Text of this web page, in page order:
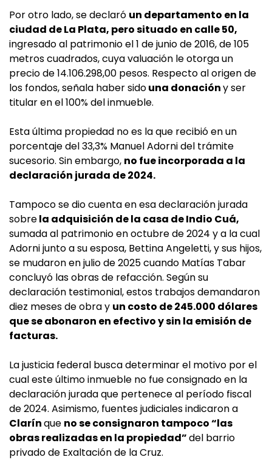
Por otro lado, se declaró un departamento en la
ciudad de La Plata, pero situado en calle 50,
ingresado al patrimonio el 1 de junio de 2016, de 105
metros cuadrados, cuya valuación le otorga un
precio de 14.106.298,00 pesos. Respecto al origen de
los fondos, señala haber sidouna donacióny ser
titular en el 100% del inmueble.
Esta última propiedad no es la que recibió en un
porcentaje del 33,3% Manuel Adorni del trámite
sucesorio. Sin embargo, no fue incorporada a la
declaración jurada de 2024.
Tampoco se dio cuenta en esa declaración jurada
sobrela adquisición de la casa de Indio Cuá,
sumada al patrimonio en octubre de 2024 y a la cual
Adorni junto a su esposa, Bettina Angeletti, y sus hijos,
se mudaron en julio de 2025 cuando Matías Tabar
concluyó las obras de refacción. Según su
declaración testimonial, estos trabajos demandaron
diez meses de obra y un costo de 245.000 dólares
que se abonaron en efectivo y sin la emisión de
facturas.
La justicia federal busca determinar el motivo por el
cual este último inmueble no fue consignado en la
declaración jurada que pertenece al período fiscal
de 2024. Asimismo, fuentes judiciales indicaron a
Clarínque no se consignaron tampoco “las
obras realizadas en la propiedad”del barrio
privado de Exaltación de la Cruz.